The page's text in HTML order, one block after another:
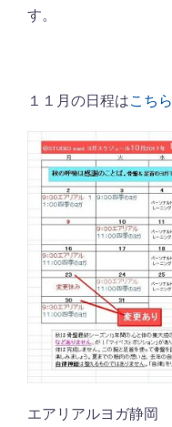
す。
１１月の日程はこちら
エアリアルヨガ静岡